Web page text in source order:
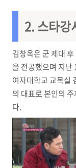
2. 스타강
김창옥은 군 제대
을 전공했으며 지난
여자대학교 교목실
의 대표로 본인의
다.